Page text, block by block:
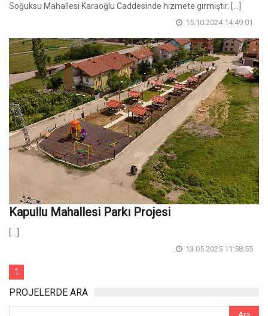
Soğuksu Mahallesi Karaoğlu Caddesinde hizmete girmiştir. [...]
15.10.2024 14:49:01
Kapullu Mahallesi Parkı Projesi
[...]
13.05.2025 11:58:55
1
PROJELERDE ARA